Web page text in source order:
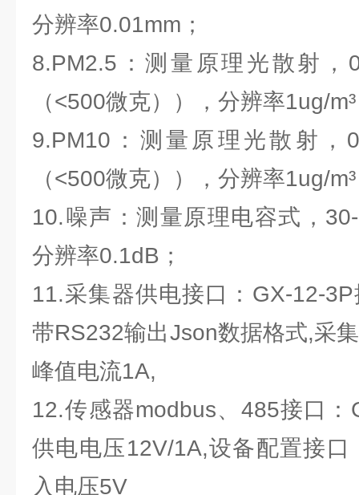
分辨率0.01mm；
8.PM2.5：测量原理光散射，
（<500微克）），分辨率1ug/
9.PM10：测量原理光散射，
（<500微克）），分辨率1ug/
10.噪声：测量原理电容式，
分辨率0.1dB；
11.采集器供电接口：GX-12-
带RS232输出Json数据格式,采
峰值电流1A,
12.传感器modbus、485接口
供电电压12V/1A,设备配置接口
入电压5V